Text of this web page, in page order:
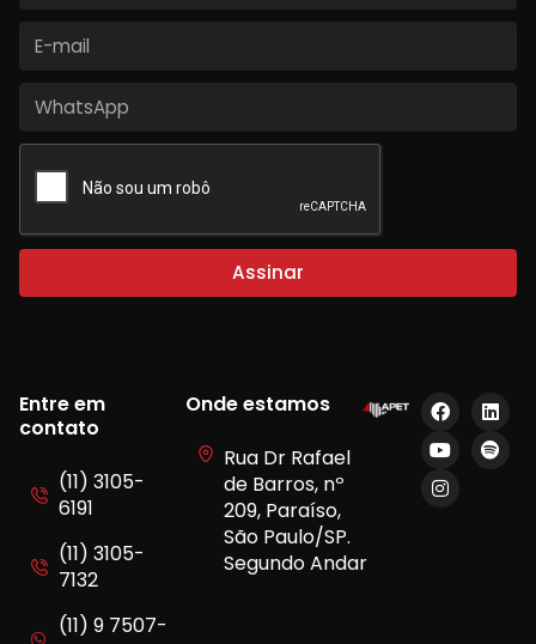
Assinar
Entre em
contato
(11) 3105-
6191
(11) 3105-
7132
(11) 9 7507-
Onde estamos
Rua Dr Rafael
de Barros, nº
209, Paraíso,
São Paulo/SP.
Segundo Andar